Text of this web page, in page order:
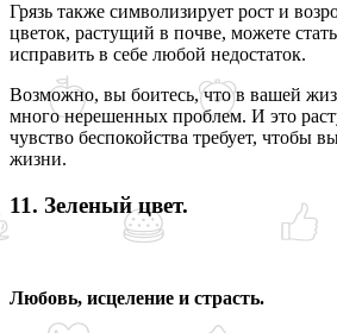
Грязь также символизирует рост и
цветок, растущий в почве, можете
исправить в себе любой недостаток.
Возможно, вы боитесь, что в вашей
много нерешенных проблем. И это
чувство беспокойства требует, чтобы
жизни.
11. Зеленый цвет.
Любовь, исцеление и страсть.